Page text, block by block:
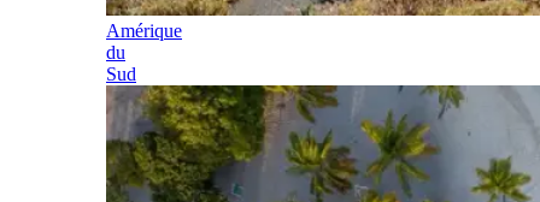
Amérique
du
Sud